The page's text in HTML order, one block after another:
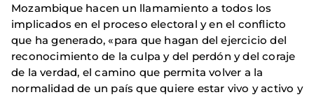
Mozambique hacen un llamamiento a todos los
implicados en el proceso electoral y en el conflicto
que ha generado, «para que hagan del ejercicio del
reconocimiento de la culpa y del perdón y del coraje
de la verdad, el camino que permita volver a la
normalidad de un país que quiere estar vivo y activo y